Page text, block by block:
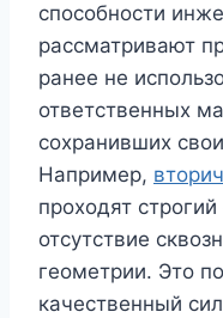
способности
рассматривают
ранее не
ответственных
сохранивших
Например,
проходят
отсутствие
геометрии. Это
качественный